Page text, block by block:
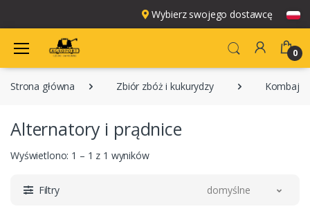
Wybierz swojego dostawcę
0
Strona główna Zbiór zbóż i kukurydzy
Alternatory i prądnice
Wyświetlono: 1 – 1 z 1 wyników
Filtry domyślne